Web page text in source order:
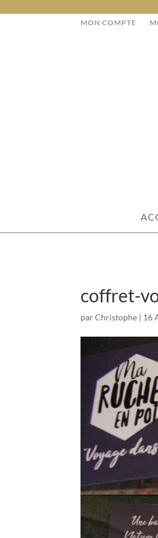
MON COMPTE
coffret-
parChristophe | 16